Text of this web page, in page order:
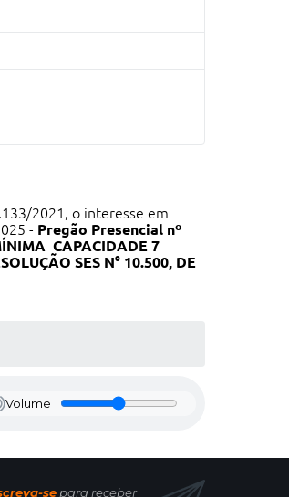
2021, o interesse em
- Pregão Presencial nº
CAPACIDADE 7
SES N° 10.500, DE
Volume
se para receber